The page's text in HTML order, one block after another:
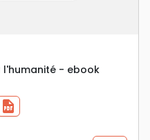
l'humanité - ebook
pdf